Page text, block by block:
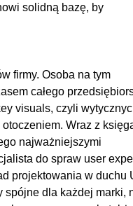
solidną bazę, by
firmy. Osoba na tym
całego
visuals, czyli
Wraz z
najważniejszymi
do spraw user
projektowania w duchu
spójne dla każdej marki,